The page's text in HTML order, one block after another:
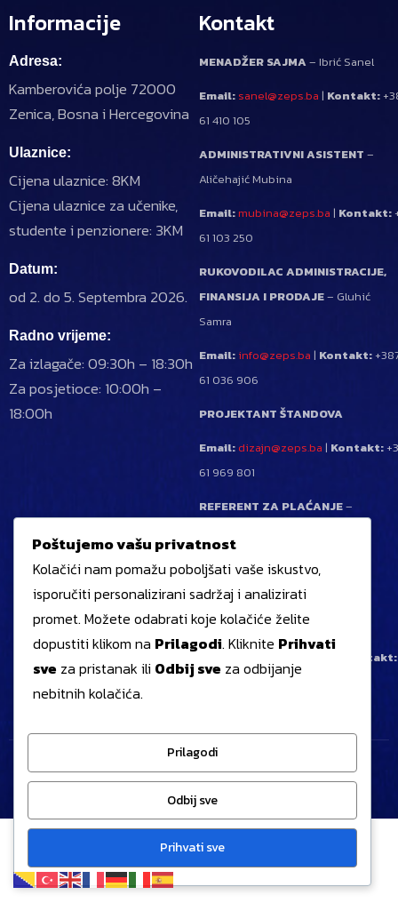
Informacije
Adresa:
Kamberovića polje 72000
Zenica, Bosna i Hercegovina
Ulaznice:
Cijena ulaznice: 8KM
Cijena ulaznice za učenike,
studente i penzionere: 3KM
Datum:
od 2. do 5. Septembra 2026.
Radno vrijeme:
Za izlagače: 09:30h – 18:30h
Za posjetioce: 10:00h –
18:00h
Kontakt
MENADŽER SAJMA – Ibrić Sanel
Email: sanel@zeps.ba | Kontakt:
61 410 105
ADMINISTRATIVNI ASISTENT –
Aličehajić Mubina
Email:mubina@zeps.ba | Kontakt:
61 103 250
RUKOVODILAC ADMINISTRACIJE,
FINANSIJA I PRODAJE– Gluhić
Samra
Email: info@zeps.ba | Kontakt:
61 036 906
PROJEKTANT ŠTANDOVA
Email: dizajn@zeps.ba | Kontakt:
61 969 801
REFERENT ZA PLAĆANJE–
Kontakt:+387 32 403 377
VLASNIK / ODGOVORNA
OSOBA– Ajanović Jelena
Kontakt:
©2026Generalni BH sajam | ZEPS.ba
Poštujemo vašu privatnost
Kolačići nam pomažu poboljšati vaše iskustvo,
isporučiti personalizirani sadržaj i analizirati
promet. Možete odabrati koje kolačiće želite
dopustiti klikom na Prilagodi. Kliknite Prihvati
sve za pristanak ili Odbij sve za odbijanje
nebitnih kolačića.
Prilagodi
Odbij sve
Prihvati sve